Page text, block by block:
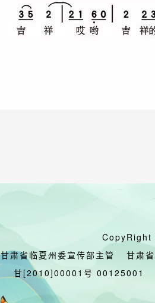
甘肃省临夏州委宣传部主管
甘肃
甘[2010]00001号 00125001